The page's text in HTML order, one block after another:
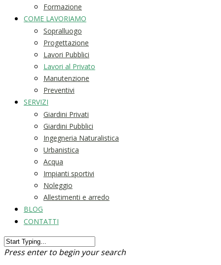
Formazione
COME LAVORIAMO
Sopralluogo
Progettazione
Lavori Pubblici
Lavori al Privato
Manutenzione
Preventivi
SERVIZI
Giardini Privati
Giardini Pubblici
Ingegneria Naturalistica
Urbanistica
Acqua
Impianti sportivi
Noleggio
Allestimenti e arredo
BLOG
CONTATTI
Press enter to begin your search